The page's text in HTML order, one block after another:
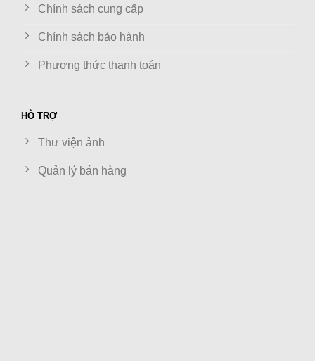
Chính sách cung cấp
Chính sách bảo hành
Phương thức thanh toán
HỖ TRỢ
Thư viện ảnh
Quản lý bán hàng